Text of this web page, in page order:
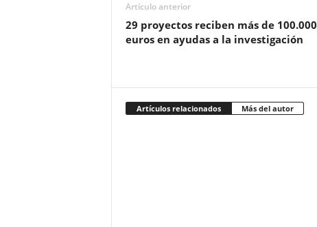
Artículo anterior
29 proyectos reciben más de 100.000
euros en ayudas a la investigación
Artículos relacionados Más del autor